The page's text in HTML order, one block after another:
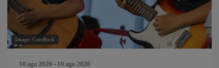
Image: CoreRock
10 ago 2026 - 10 ago 2026